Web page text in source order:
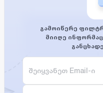
გამოიწერე
მიიღე